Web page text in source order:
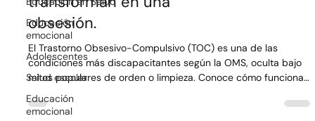
Educación
emocional
Adolescentes
Salud escolar
Educación
emocional
dudas constantes se
transforman en una
obsesión.
El Trastorno Obsesivo-Compulsivo (TOC) es una de las
condiciones más discapacitantes según la OMS, oculta bajo
mitos populares de orden o limpieza. Conoce cómo funciona
el ciclo real de pensamientos intrusivos y compulsiones, por